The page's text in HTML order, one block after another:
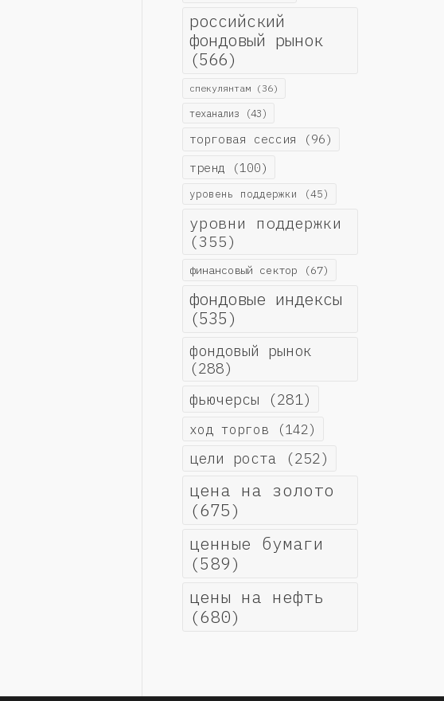
российский
фондовый рынок
(566)
спекулянтам(36)
теханализ (43)
торговая сессия (96)
тренд (100)
уровень поддержки (45)
уровни поддержки
(355)
финансовый сектор (67)
фондовые индексы
(535)
фондовый рынок
(288)
фьючерсы (281)
ход торгов (142)
цели роста (252)
цена на золото
(675)
ценные бумаги
(589)
цены на нефть
(680)